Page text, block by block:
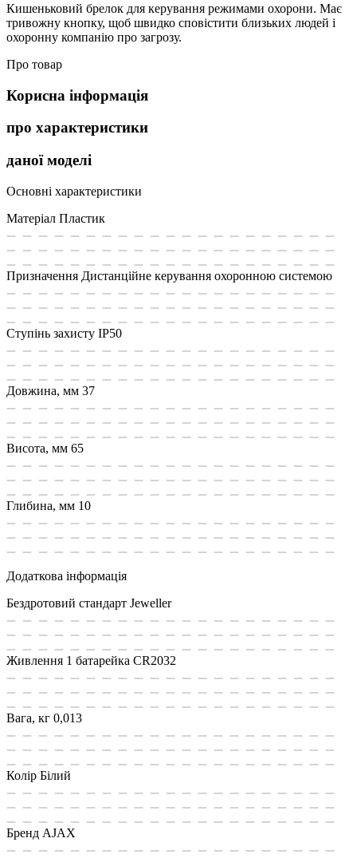
Кишеньковий брелок для керування режимами охорони. Має
тривожну кнопку, щоб швидко сповістити близьких людей і
охоронну компанію про загрозу.
Про товар
Корисна інформація
про характеристики
даної моделі
Основні характеристики
Матеріал Пластик
Призначення Дистанційне керування охоронною системою
Ступінь захисту IP50
Довжина, мм 37
Висота, мм 65
Глибина, мм 10
Додаткова інформація
Бездротовий стандарт Jeweller
Живлення 1 батарейка CR2032
Вага, кг 0,013
Колір Білий
Бренд AJAX